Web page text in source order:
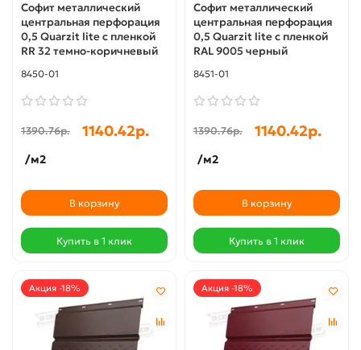
Софит металлический
центральная перфорация
0,5 Quarzit lite с пленкой
RR 32 темно-коричневый
8450-01
1390.76р. 1140.42р.
/м2
В корзину
Купить в 1 клик
Софит металлический
центральная перфорация
0,5 Quarzit lite с пленкой
RAL 9005 черный
8451-01
1390.76р. 1140.42р.
/м2
В корзину
Купить в 1 клик
Акция -18% Акция -18%